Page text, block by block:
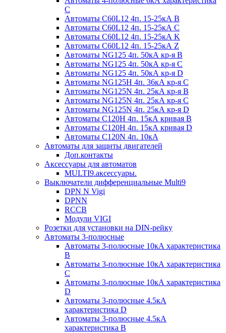
С
Автоматы C60L12 4п. 15-25кА B
Автоматы C60L12 4п. 15-25кА C
Автоматы C60L12 4п. 15-25кА K
Автоматы C60L12 4п. 15-25кА Z
Автоматы NG125 4п. 50кА кр-я B
Автоматы NG125 4п. 50кА кр-я C
Автоматы NG125 4п. 50кА кр-я D
Автоматы NG125H 4п. 36кА кр-я C
Автоматы NG125N 4п. 25кА кр-я B
Автоматы NG125N 4п. 25кА кр-я C
Автоматы NG125N 4п. 25кА кр-я D
Автоматы С120H 4п. 15кА кривая B
Автоматы С120H 4п. 15кА кривая D
Автоматы С120N 4п. 10кА
Автоматы для защиты двигателей
Доп.контакты
Аксессуары для автоматов
MULTI9.аксессуары.
Выключатели дифференциальные Multi9
DPN N Vigi
DPNN
RCCB
Модули VIGI
Розетки для установки на DIN-рейку
Автоматы 3-полюсные
Автоматы 3-полюсные 10кА характеристика
B
Автоматы 3-полюсные 10кА характеристика
C
Автоматы 3-полюсные 10кА характеристика
D
Автоматы 3-полюсные 4.5кА
характеристика D
Автоматы 3-полюсные 4.5кА
характеристика В